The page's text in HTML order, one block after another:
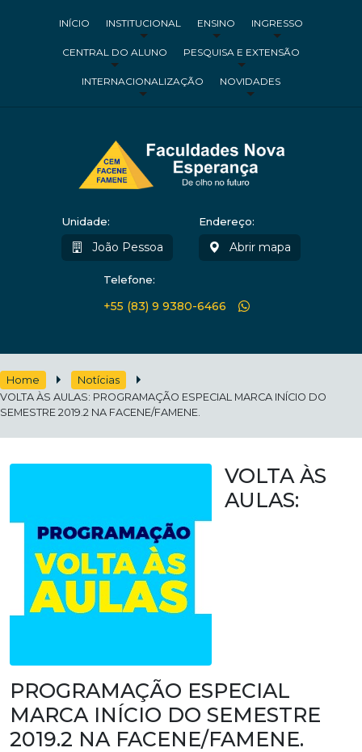
INÍCIO INSTITUCIONAL ENSINO INGRESSO
CENTRAL DO ALUNO PESQUISA E EXTENSÃO
INTERNACIONALIZAÇÃO NOVIDADES
Unidade:
João Pessoa
Endereço:
Abrir mapa
Telefone:
+55 (83) 9 9380-6466
Home
Notícias
VOLTA ÀS AULAS: PROGRAMAÇÃO ESPECIAL MARCA INÍCIO DO
SEMESTRE 2019.2 NA FACENE/FAMENE.
VOLTA ÀS
AULAS:
PROGRAMAÇÃO ESPECIAL
MARCA INÍCIO DO SEMESTRE
2019.2 NA FACENE/FAMENE.